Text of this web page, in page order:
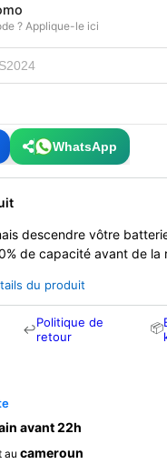
? Applique-le ici
WhatsApp
descendre vôtre
de capacité avant de la
du produit
↩Politique de
retour
📦
avant 22h
au cameroun